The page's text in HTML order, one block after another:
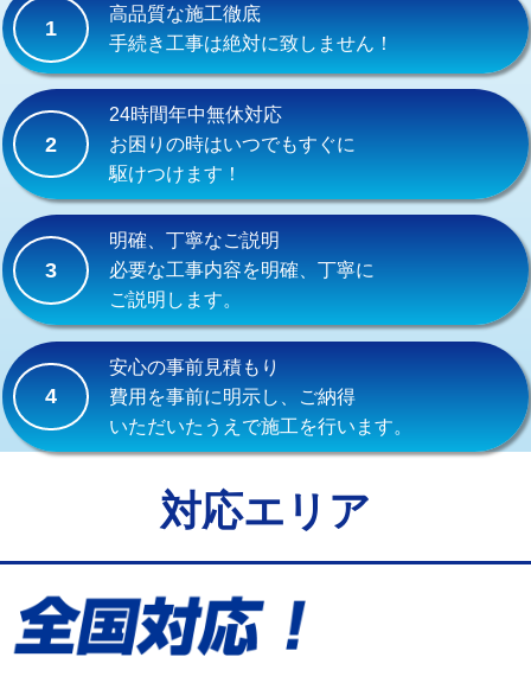
交換・取付(混合水栓（壁付・デッキ
式・ワンホール）)
16,500円+材料費
交換・取付(排水栓・排水トラップ
（P/S/ポップアップ））
交換・取付（その他部品）
持込商品取付（単水栓）
持込商品取付（混合水栓） 16,500円
持込商品取付（浄水器・分岐水栓） 16,500円
給水管工事※（ホール加工)
給水管工事※（バンド止め) 3,300円
給水管工事※（保温材使用（バンド止
5,500円
給水管工事※（土の掘削・埋め戻し作
業)
1
高品質な施工徹底
手続き工事は絶対に致しません！
2
24時間年中無休対応
お困りの時はいつでもすぐに
駆けつけます！
3
明確、丁寧なご説明
必要な工事内容を明確、丁寧に
ご説明します。
4
安心の事前見積もり
費用を事前に明示し、ご納得
いただいたうえで施工を行います。
対応エリア